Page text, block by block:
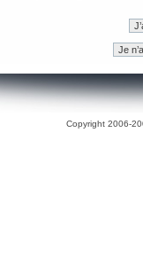
Copyright 2006-